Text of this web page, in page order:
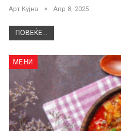
Арт Кујна Апр 8, 2025
ПОВЕЌЕ...
МЕНИ